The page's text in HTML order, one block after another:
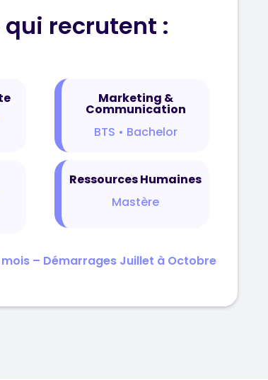
qui recrutent :
Marketing &
Communication
BTS • Bachelor
Ressources Humaines
Mastère
mois – Démarrages Juillet à Octobre